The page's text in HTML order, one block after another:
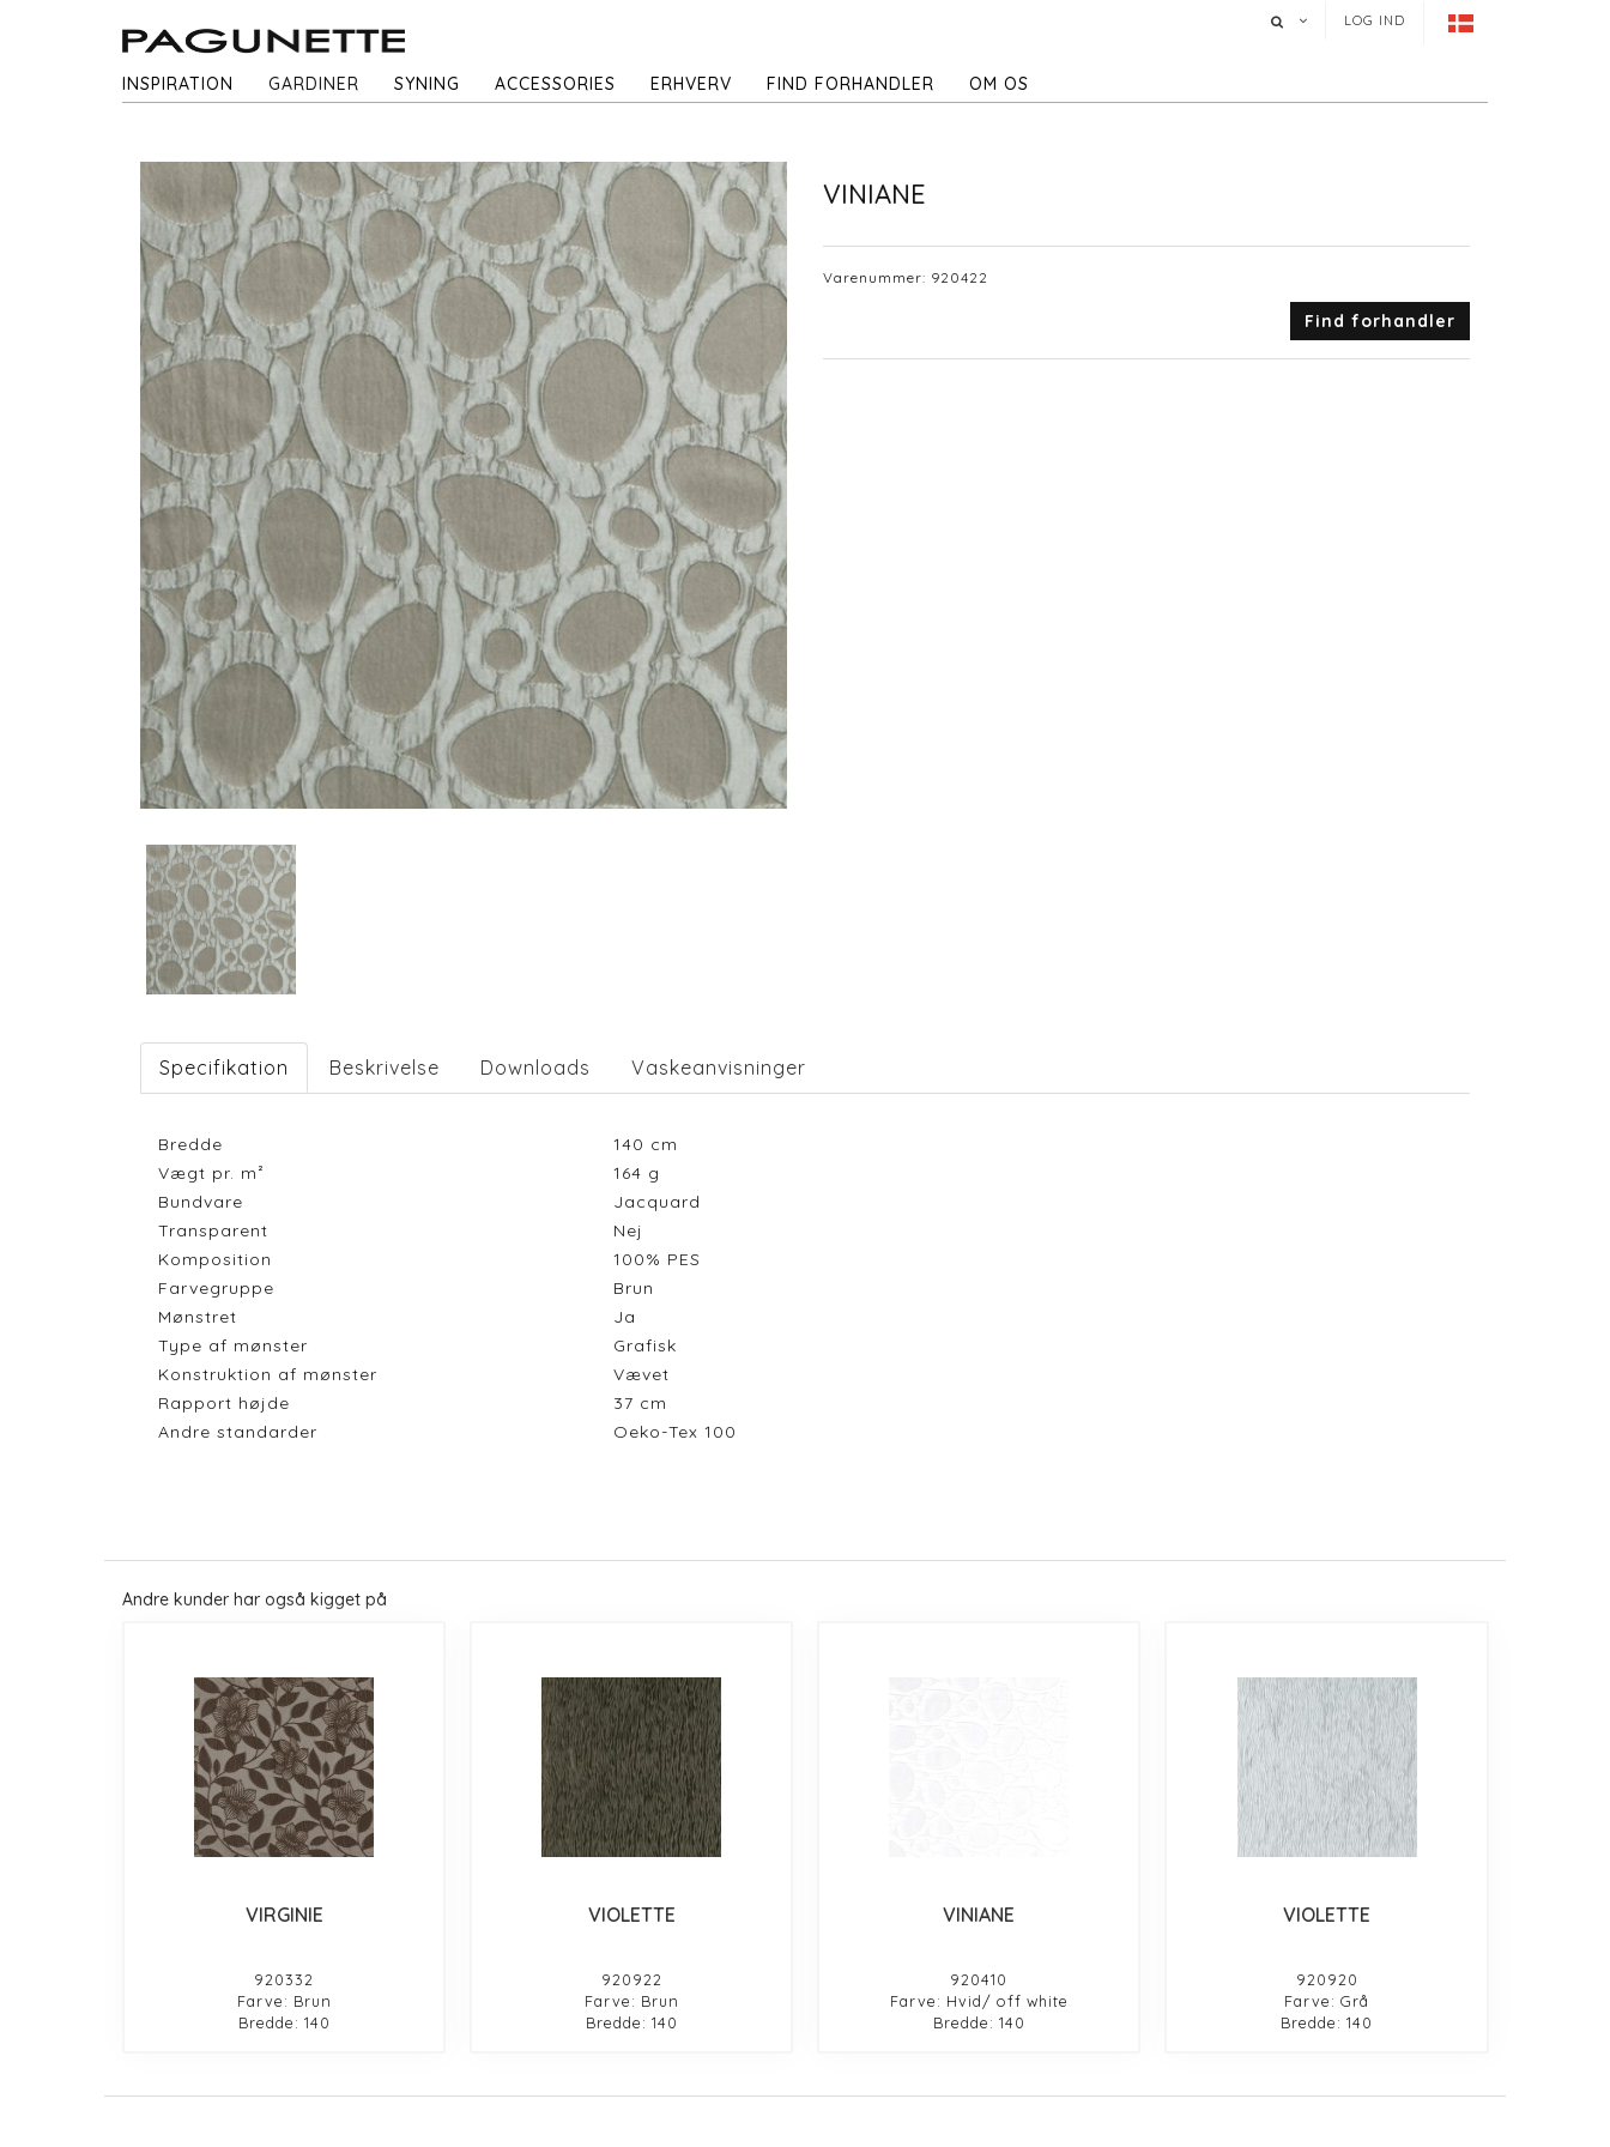
LOG IND
INSPIRATION GARDINER SYNING ACCESSORIES ERHVERV FIND FORHANDLER OM OS
VINIANE
Varenummer: 920422
Find forhandler
Specifikation Beskrivelse Downloads Vaskeanvisninger
Bredde 140 cm
Vægt pr. m²
164 g
Bundvare
Jacquard
Transparent
Nej
Komposition
100% PES
Farvegruppe
Brun
Mønstret
Ja
Type af mønster
Grafisk
Konstruktion af mønster
Vævet
Rapport højde
37 cm
Andre standarder
Oeko-Tex 100
Andre kunder har også kigget på
VIRGINIE
920332
Farve: Brun
Bredde: 140
VIOLETTE
920922
Farve: Brun
Bredde: 140
VINIANE
920410
Farve: Hvid/ off white
Bredde: 140
VIOLETTE
920920
Farve: Grå
Bredde: 140